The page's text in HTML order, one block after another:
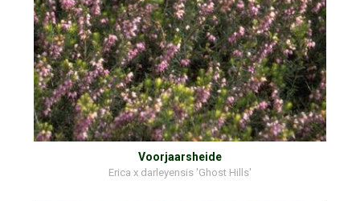
Voorjaarsheide
Erica x darleyensis 'Ghost Hills'